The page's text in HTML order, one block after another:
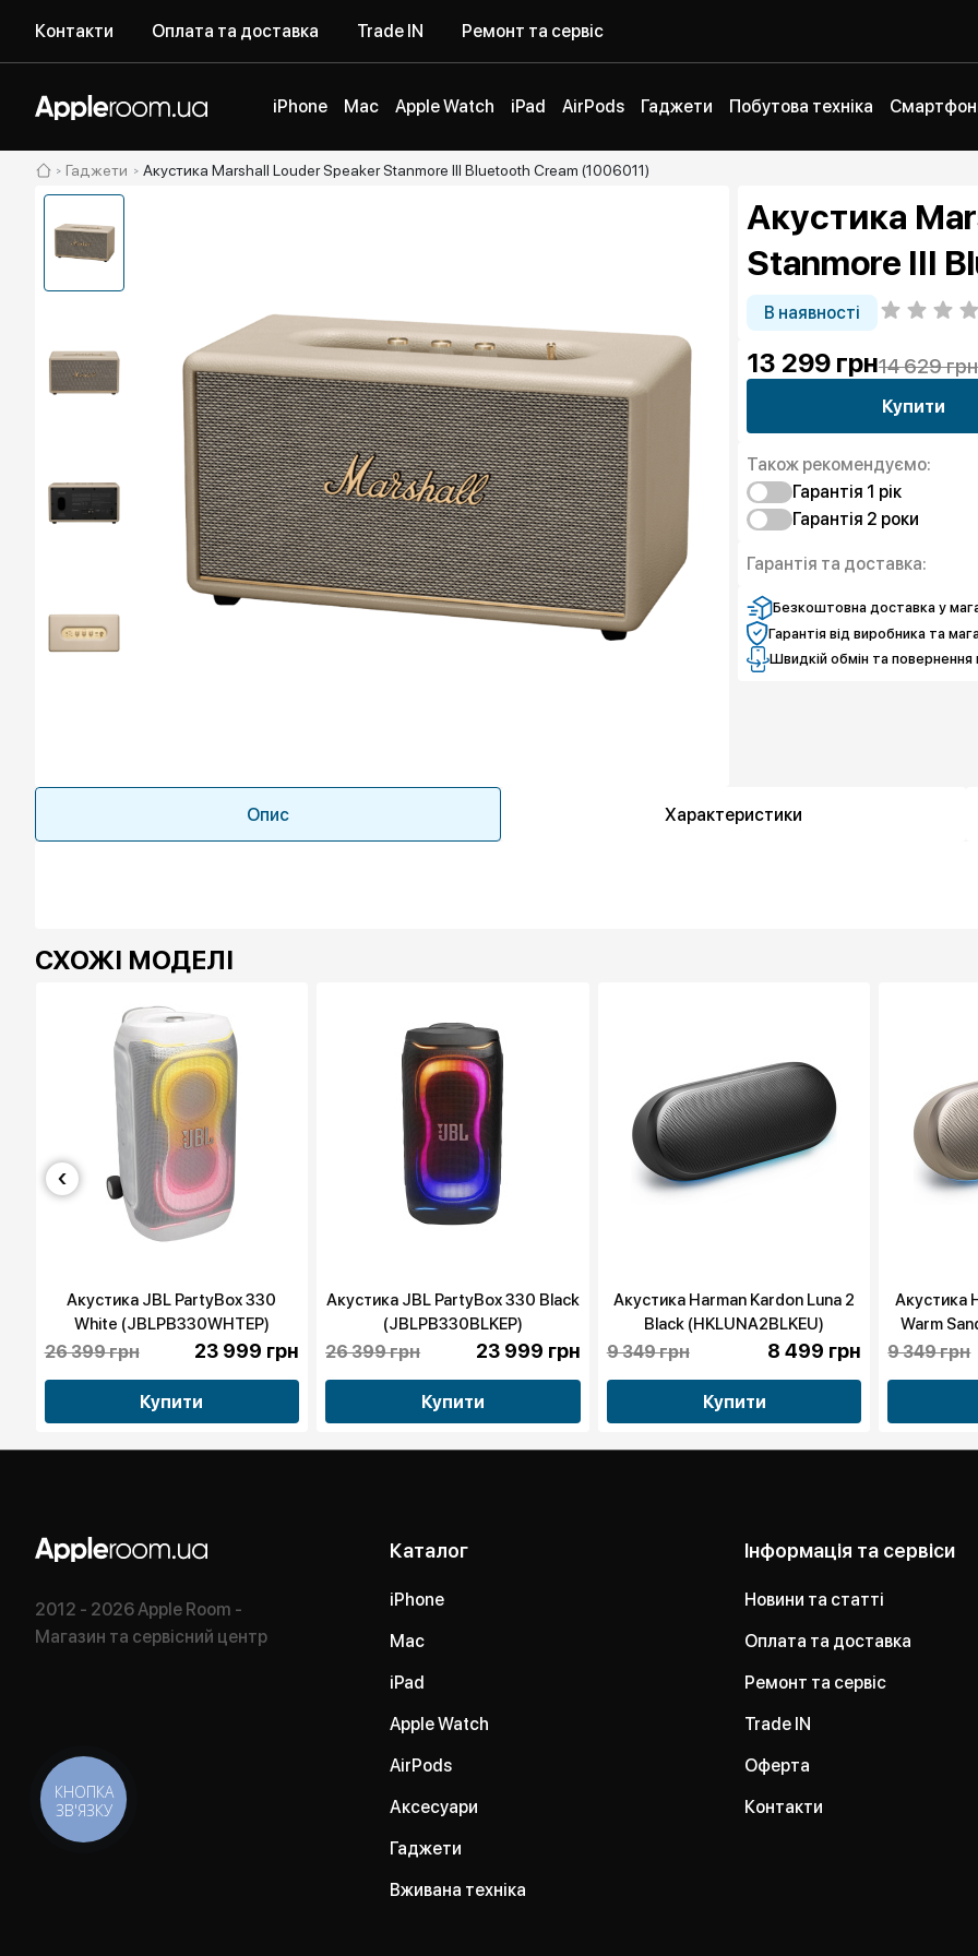
Контакти Оплата та доставка Trade IN Ремонт та сервіс
iPhone Mac Apple Watch iPad AirPods Гаджети Побутова техніка
Гаджети Акустика Marshall Louder Speaker Stanmore III Bluetooth Cream (1006011)
Акустика
Stanmore III
В наявності
13 299 грн14 629 грн
Купити
Також рекомендуємо:
Гарантія 1 рiк
Чистий спокій
Гарантія 2 роки
Гарантія та доставка:
Безкоштовна доставка у
Гарантія від виробника та
Швидкій обмін та повернення
Опис Характеристики
СХОЖІ МОДЕЛІ
Акустика JBL PartyBox 330
White (JBLPB330WHTEP)
26 399 грн 23 999 грн
Купити
Акустика JBL PartyBox 330 Black
(JBLPB330BLKEP)
26 399 грн 23 999 грн
Купити
Акустика Harman Kardon Luna 2
Black (HKLUNA2BLKEU)
9 349 грн 8 499 грн
Купити
Акустика
Warm
9 349 грн
‹
2012 - 2026 Apple Room -
Магазин та сервісний центр
Каталог
iPhone
Mac
iPad
Apple Watch
AirPods
Аксесуари
Гаджети
Вживана техніка
Інформація та сервіси
Новини та статті
Оплата та доставка
Ремонт та сервіс
Trade IN
Оферта
Контакти
КНОПКА
ЗВ'ЯЗКУ